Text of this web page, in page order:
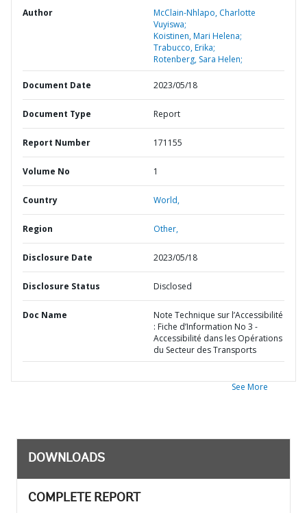
Author
McClain-Nhlapo, Charlotte
Vuyiswa;
Koistinen, Mari Helena;
Trabucco, Erika;
Rotenberg, Sara Helen;
Document Date 2023/05/18
Document Type Report
Report Number 171155
Volume No 1
Country World,
Region Other,
Disclosure Date 2023/05/18
Disclosure Status Disclosed
Doc Name
Note Technique sur l’Accessibilité
: Fiche d’Information No 3 -
Accessibilité dans les Opérations
du Secteur des Transports
See More
DOWNLOADS
COMPLETE REPORT